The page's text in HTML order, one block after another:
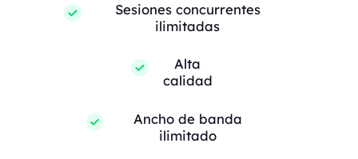
Sesiones concurrentes
ilimitadas
Alta
calidad
Ancho de banda
ilimitado